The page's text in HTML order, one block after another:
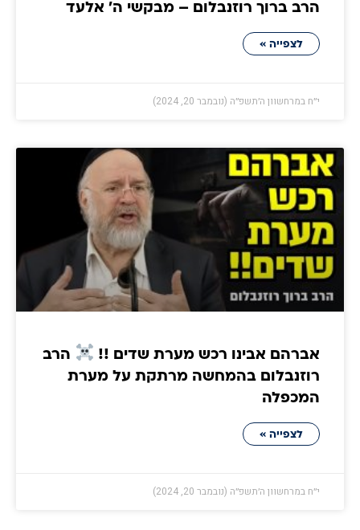
הרב ברוך רוזנבלום – מבקשי ה' אלעד
לצפייה »
י״ח במרחשוון ה׳תשפ״ה (נובמבר 20, 2024)
אברהם אבינו רכש מערת שדים !!
הרב
רוזנבלום בהמחשה מרתקת על מערת
המכפלה
לצפייה »
י״ח במרחשוון ה׳תשפ״ה (נובמבר 20, 2024)